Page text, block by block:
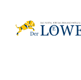
Inhalt